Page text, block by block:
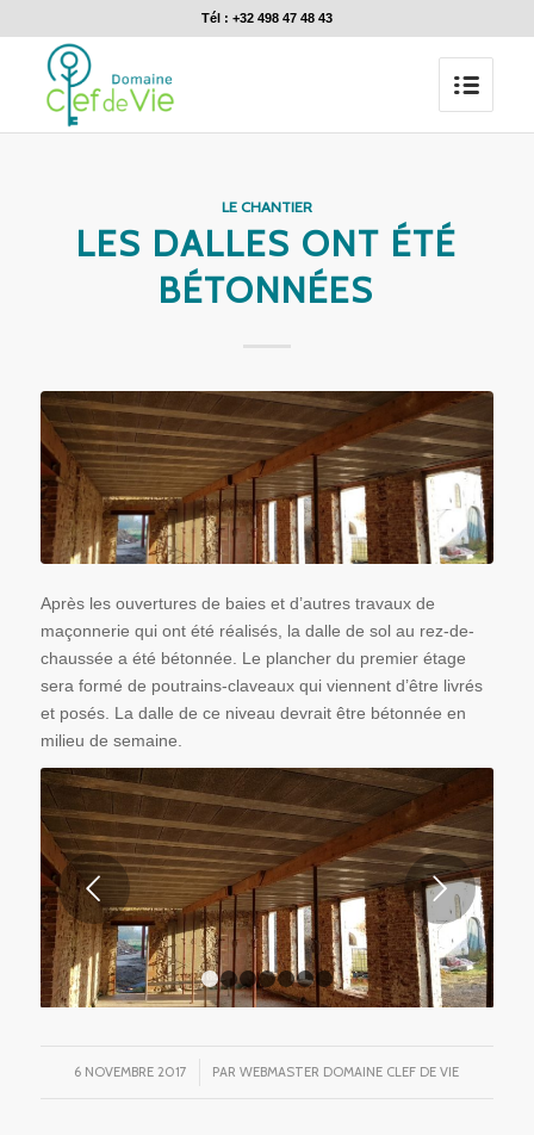
Tél : +32 498 47 48 43
LE CHANTIER
LES DALLES ONT ÉTÉ
BÉTONNÉES
Après les ouvertures de baies et d’autres travaux de
maçonnerie qui ont été réalisés, la dalle de sol au rez-de-
chaussée a été bétonnée. Le plancher du premier étage
sera formé de poutrains-claveaux qui viennent d’être livrés
et posés. La dalle de ce niveau devrait être bétonnée en
milieu de semaine.
Suivant
1 2 3 4 5 6 7
6 NOVEMBRE 2017
/ PARWEBMASTER DOMAINE CLEF DE VIE